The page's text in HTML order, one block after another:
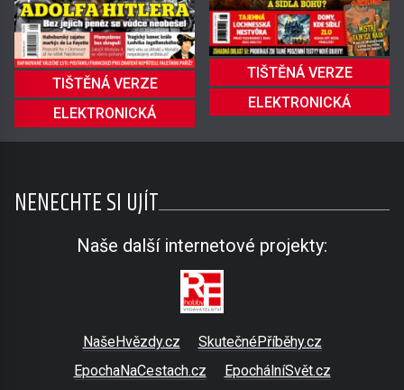
TIŠTĚNÁ VERZE
ELEKTRONICKÁ
TIŠTĚNÁ VERZE
ELEKTRONICKÁ
NENECHTE SI UJÍT
Naše další internetové projekty:
NašeHvězdy.cz
SkutečnéPříběhy.cz
EpochaNaCestach.cz
EpochálníSvět.cz